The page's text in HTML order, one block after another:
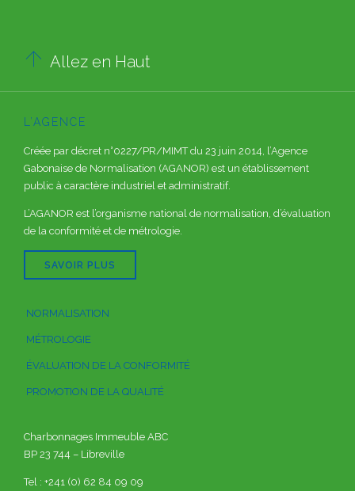
 Allez en Haut
L’AGENCE
Créée par décret n°0227/PR/MIMT du 23 juin 2014, l’Agence
Gabonaise de Normalisation (AGANOR) est un établissement
public à caractère industriel et administratif.
L’AGANOR est l’organisme national de normalisation, d’évaluation
de la conformité et de métrologie.
SAVOIR PLUS
NORMALISATION
MÉTROLOGIE
ÉVALUATION DE LA CONFORMITÉ
PROMOTION DE LA QUALITÉ
Charbonnages Immeuble ABC
BP 23 744 – Libreville
Tel : +241 (0) 62 84 09 09